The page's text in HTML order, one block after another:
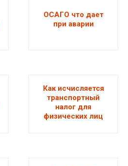
ОСАГО что дает
при аварии
Как исчисляется
транспортный
налог для
физических лиц